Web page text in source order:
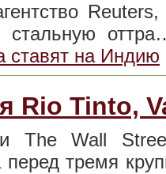
стальную
ставят на Индию
Rio Tinto,
The Wall
перед тремя